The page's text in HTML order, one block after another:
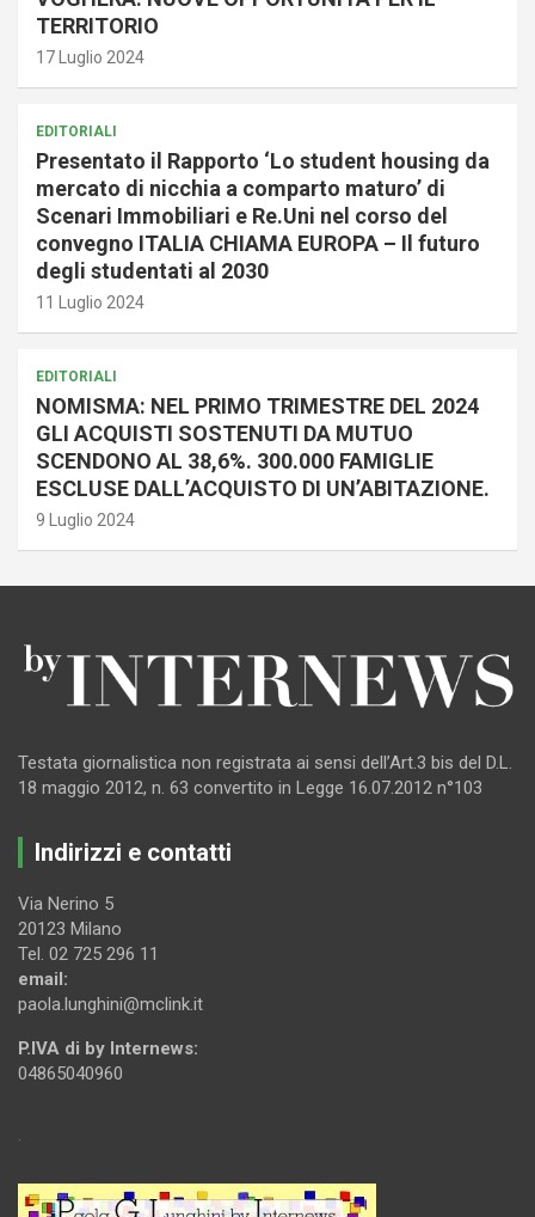
TERRITORIO
17 Luglio 2024
EDITORIALI
Presentato il Rapporto ‘Lo student housing da
mercato di nicchia a comparto maturo’ di
Scenari Immobiliari e Re.Uni nel corso del
convegno ITALIA CHIAMA EUROPA – Il futuro
degli studentati al 2030
11 Luglio 2024
EDITORIALI
NOMISMA: NEL PRIMO TRIMESTRE DEL 2024
GLI ACQUISTI SOSTENUTI DA MUTUO
SCENDONO AL 38,6%. 300.000 FAMIGLIE
ESCLUSE DALL’ACQUISTO DI UN’ABITAZIONE.
9 Luglio 2024
Testata giornalistica non registrata ai sensi dell’Art.3 bis del D.L.
18 maggio 2012, n. 63 convertito in Legge 16.07.2012 n°103
Indirizzi e contatti
Via Nerino 5
20123 Milano
Tel. 02 725 296 11
email:
paola.lunghini@mclink.it
P.IVA di by Internews:
04865040960
.